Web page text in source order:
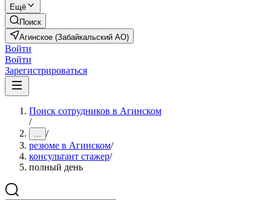
Ещё
Поиск
Агинское (Забайкальский АО)
Войти
Войти
Зарегистрироваться
Поиск сотрудников в Агинском
/
... /
резюме в Агинском/
консультант стажер/
полный день